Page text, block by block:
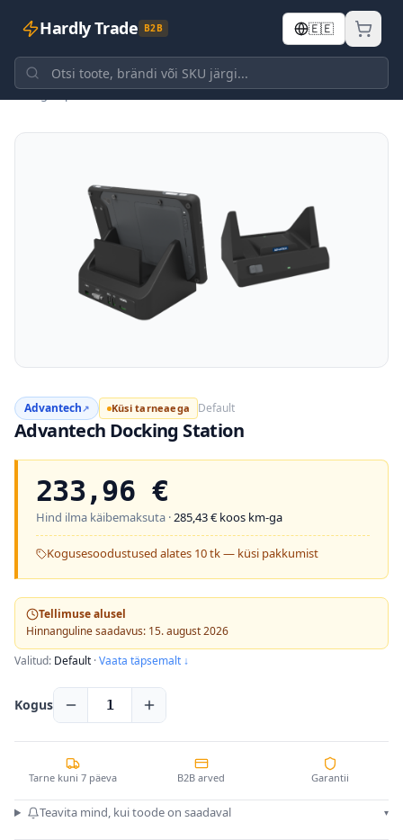
Hardly Trade B2B 🇪🇪
Tagasi poodi
Advantech↗ Küsi tarneaega Default
Advantech Docking Station
233,96 €
Hind ilma käibemaksuta ·285,43€ koos km-ga
Kogusesoodustused alates 10 tk — küsi pakkumist
Tellimuse alusel
Hinnanguline saadavus: 15. august 2026
Valitud: Default ·Vaata täpsemalt ↓
Kogus 1
Tarne kuni 7 päeva B2B arved Garantii
Teavita mind, kui toode on saadaval ▾